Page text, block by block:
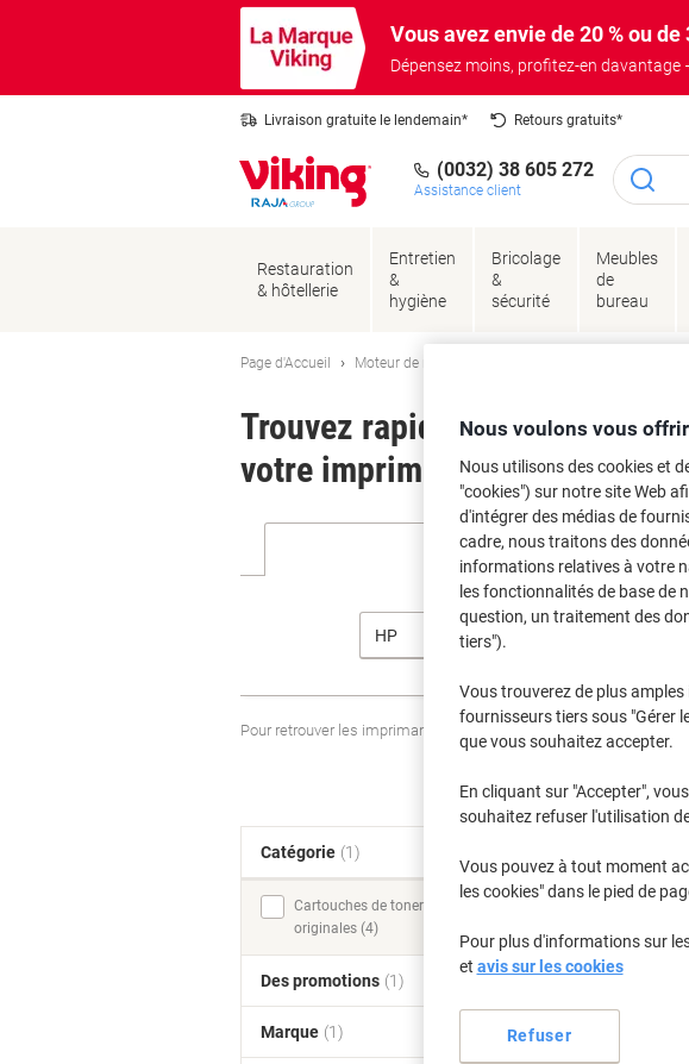
Vous avez envie de 20 % ou
Dépensez moins, profitez-en davantage
Livraison gratuite le lendemain* Retours gratuits*
(0032) 38 605 272
Assistance client
Restauration
& hôtellerie
Entretien
&
hygiène
Bricolage
&
sécurité
Meubles
de
bureau
Page d'Accueil Moteur de recherche d'encre et toner
Trouvez rapidement les
votre imprimante.
HP
Pour retrouver les imprimantes listées et/ou les cartouches
Trier par :
Catégorie (1)
Cartouches de toner
originales (4)
Des promotions (1)
Marque (1)
Nous voulons vous
Nous utilisons des cookies et
"cookies") sur notre site Web
d'intégrer des médias de
cadre, nous traitons des
informations relatives à votre
les fonctionnalités de base de
question, un traitement des
tiers").
Vous trouverez de plus
fournisseurs tiers sous "Gérer
que vous souhaitez accepter.
En cliquant sur "Accepter",
souhaitez refuser l'utilisation
Vous pouvez à tout moment
les cookies" dans le pied de
Pour plus d'informations sur
et avis sur les cookies
Refuser